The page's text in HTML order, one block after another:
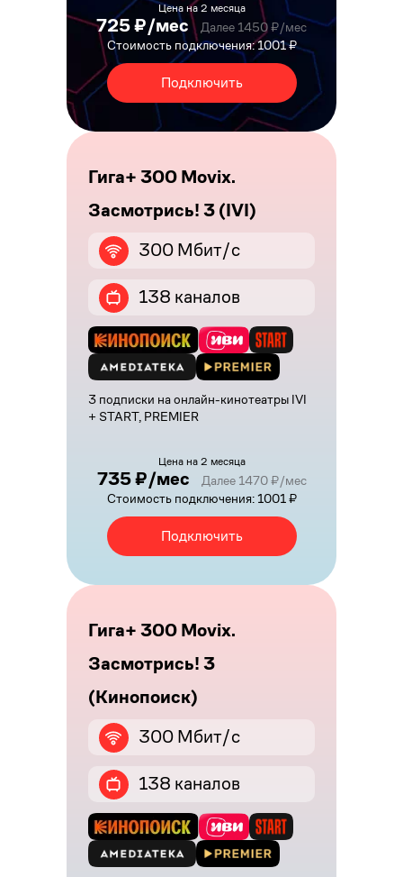
Цена на 2 месяца
725 ₽/мес
Далее 1450 ₽/мес
Стоимость подключения: 1001 ₽
Подключить
Гига+ 300 Movix.
Засмотрись! 3 (IVI)
300 Мбит/с
138 каналов
3 подписки на онлайн-кинотеатры IVI
+ START, PREMIER
Цена на 2 месяца
735 ₽/мес
Далее 1470 ₽/мес
Стоимость подключения: 1001 ₽
Подключить
Гига+ 300 Movix.
Засмотрись! 3
(Кинопоиск)
300 Мбит/с
138 каналов